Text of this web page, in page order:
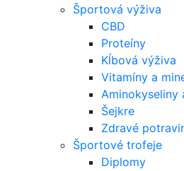
Športová výživa
CBD
Proteíny
Kĺbová výživa
Vitamíny a
Aminokyseliny
Šejkre
Zdravé
Športové trofeje
Diplomy